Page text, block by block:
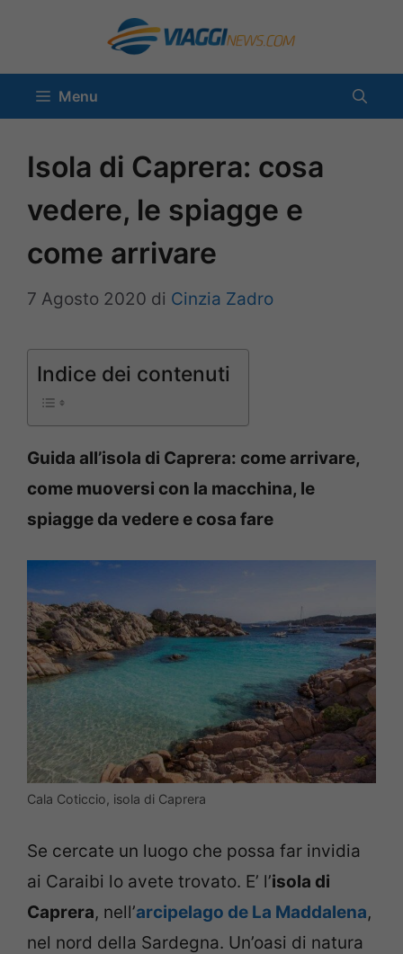
contenuto
Menu
Isola di Caprera: cosa
vedere, le spiagge e
come arrivare
7 Agosto 2020 di Cinzia Zadro
Indice dei contenuti
Guida all’isola di Caprera: come arrivare,
come muoversi con la macchina, le
spiagge da vedere e cosa fare
Cala Coticcio, isola di Caprera
Se cercate un luogo che possa far invidia
ai Caraibi lo avete trovato. E’ l’isola di
Caprera, nell’arcipelago de La Maddalena,
nel nord della Sardegna. Un’oasi di natura